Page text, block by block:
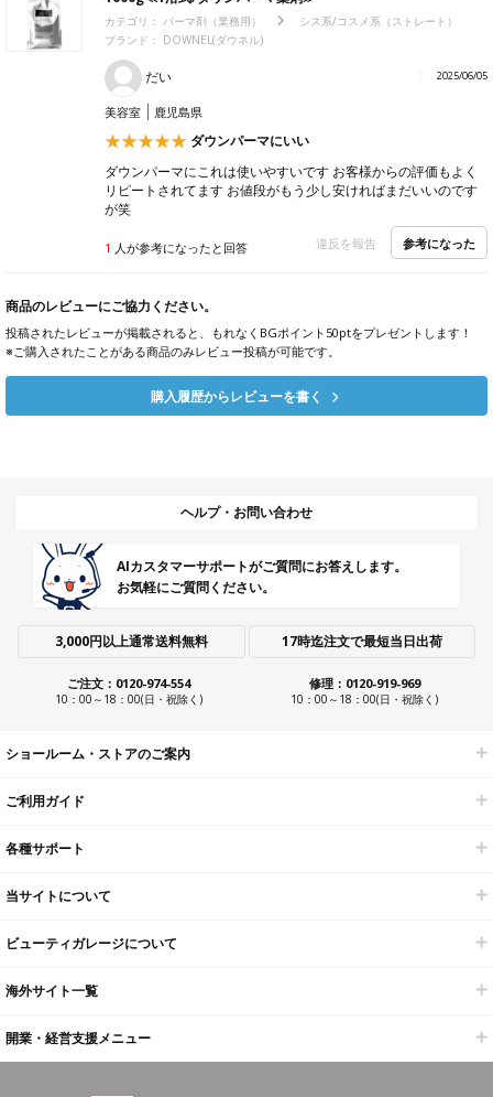
カテゴリ： パーマ剤（業務用）
シス系/コスメ系（ストレート）
ブランド： DOWNEL(ダウネル)
だい 2025/06/05
美容室 鹿児島県
ダウンパーマにいい
ダウンパーマにこれは使いやすいです お客様からの評価もよく
リピートされてます お値段がもう少し安ければまだいいのです
が笑
1 人が参考になったと回答 違反を報告 参考になった
商品のレビューにご協力ください。
投稿されたレビューが掲載されると、もれなくBGポイント50ptをプレゼントします！
※ご購入されたことがある商品のみレビュー投稿が可能です。
購入履歴からレビューを書く
ヘルプ・お問い合わせ
AIカスタマーサポートがご質問にお答えします。
お気軽にご質問ください。
3,000円以上通常送料無料 17時迄注文で最短当日出荷
ご注文：0120-974-554
10：00～18：00(日・祝除く)
修理：0120-919-969
10：00～18：00(日・祝除く)
ショールーム・ストアのご案内
ご利用ガイド
各種サポート
当サイトについて
ビューティガレージについて
海外サイト一覧
開業・経営支援メニュー